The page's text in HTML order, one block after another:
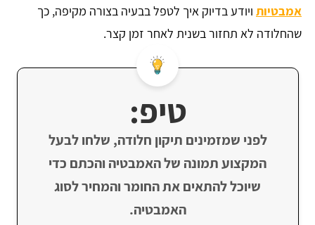
אמבטיות ויודע בדיוק איך לטפל בבעיה בצורה מקיפה, כך
שהחלודה לא תחזור בשנית לאחר זמן קצר.
טיפ:
לפני שמזמינים תיקון חלודה, שלחו לבעל
המקצוע תמונה של האמבטיה והכתם כדי
שיוכל להתאים את החומר והמחיר לסוג
האמבטיה.